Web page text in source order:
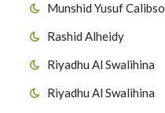
Munshid Yusuf Calibso
Rashid Alheidy
Riyadhu Al Swalihina
Riyadhu Al Swalihina